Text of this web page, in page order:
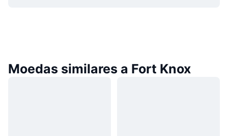
Moedas similares a Fort Knox